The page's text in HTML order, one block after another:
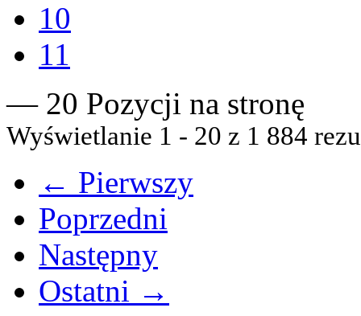
10
11
— 20 Pozycji na stronę
Wyświetlanie 1 - 20 z 1 884
← Pierwszy
Poprzedni
Następny
Ostatni →